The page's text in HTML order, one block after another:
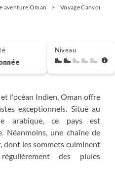
aventure Oman Voyage Canyon et
l'océan Indien, Oman offre
exceptionnels. Situé au
arabique, ce pays est
Néanmoins, une chaîne de
dont les sommets culminent
des pluies
Niveau